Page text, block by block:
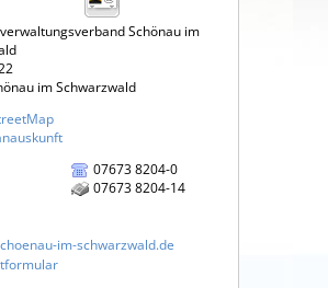
Schönau im
im Schwarzwald
07673 8204-0
07673 8204-14
im-schwarzwald.de